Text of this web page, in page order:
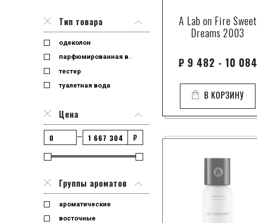
Тип товара
одеколон
парфюмированная вода
тестер
туалетная вода
Цена
— ₽
Группы ароматов
ароматические
восточные
A Lab on Fire Sweet
Dreams 2003
₽ 9 482 - 10 084
В КОРЗИНУ